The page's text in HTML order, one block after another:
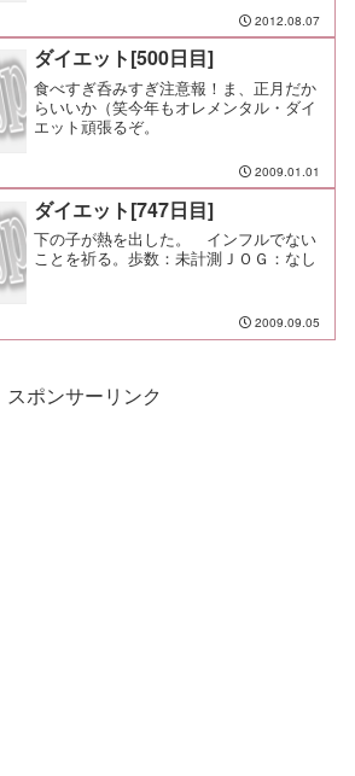
夕食：なし 間食： メモ：マメができそう
な気配
2012.08.07
ダイエット[500日目]
食べすぎ呑みすぎ注意報！ま、正月だか
らいいか（笑今年もオレメンタル・ダイ
エット頑張るぞ。
2009.01.01
ダイエット[747日目]
下の子が熱を出した。 インフルでない
ことを祈る。歩数：未計測ＪＯＧ：なし
2009.09.05
スポンサーリンク